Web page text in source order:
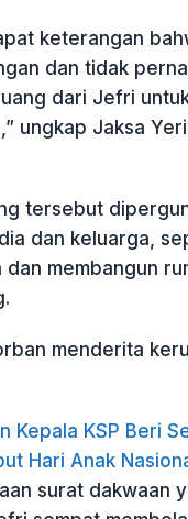
keterangan
dan tidak
dari Jefri
ungkap Jaksa
tersebut
dan keluarga,
membangun
menderita
Kepala KSP Beri
Hari Anak
surat dakwaan